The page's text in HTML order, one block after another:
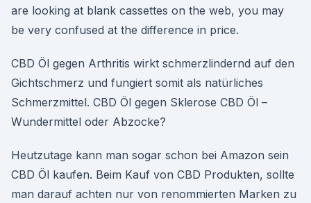
are looking at blank cassettes on the web, you may
be very confused at the difference in price.
CBD Öl gegen Arthritis wirkt schmerzlindernd auf den
Gichtschmerz und fungiert somit als natürliches
Schmerzmittel. CBD Öl gegen Sklerose CBD Öl –
Wundermittel oder Abzocke?
Heutzutage kann man sogar schon bei Amazon sein
CBD Öl kaufen. Beim Kauf von CBD Produkten, sollte
man darauf achten nur von renommierten Marken zu